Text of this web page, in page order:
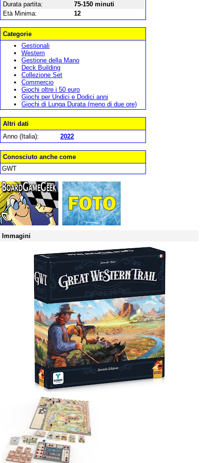
Durata partita:
75-150 minuti
Età Minima:
12
Categorie
Gestionali
Western
Gestione della Mano
Deck Building
Collezione Set
Commercio
Giochi oltre i 50 euro
Giochi per Undici e Dodici anni
Giochi di Lunga Durata (meno di due ore)
Altri dati
Anno (Italia):
2022
Conosciuto anche come
GWT
Immagini